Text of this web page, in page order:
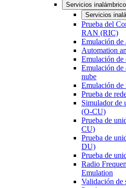
Servicios
Servicios
Prueba del
RAN (RIC)
Emulación de
Automation
Emulación de
Emulación de
nube
Emulación de
Prueba de
Simulador de
(O-CU)
Prueba de
CU)
Prueba de
DU)
Prueba de
Radio
Emulation
Validación de